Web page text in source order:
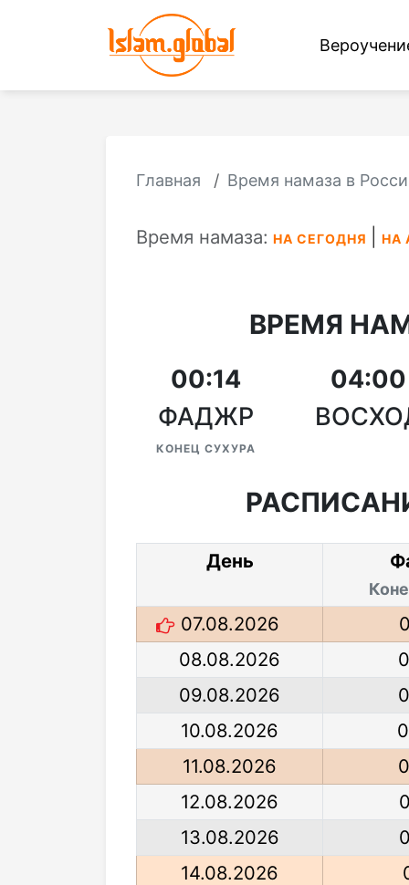
Главная Время намаза в
Время намаза: НА СЕГОДНЯ НА
ВРЕМЯ
00:14
ФАДЖР
КОНЕЦ СУХУРА
04:00
День
07.08.2026
08.08.2026
09.08.2026
10.08.2026
11.08.2026
12.08.2026
13.08.2026
14.08.2026